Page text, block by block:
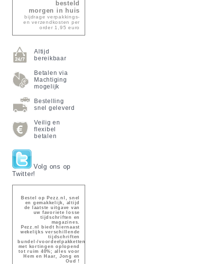
besteld
morgen in huis
bijdrage verpakkings-
en verzendkosten per
order 1,95 euro
Altijd
bereikbaar
Betalen via
Machtiging
mogelijk
Bestelling
snel geleverd
Veilig en
flexibel
betalen
Volg ons op
Twitter!
Bestel op Pezz.nl, snel
en gemakkelijk, altijd
de laatste uitgave van
uw favoriete losse
tijdschriften en
magazines.
Pezz.nl biedt hiernaast
wekelijks verschillende
tijdschriften
bundel-/voordeelpakketten
met kortingen oplopend
tot ruim 40%; alles voor
Hem en Haar, Jong en
Oud !